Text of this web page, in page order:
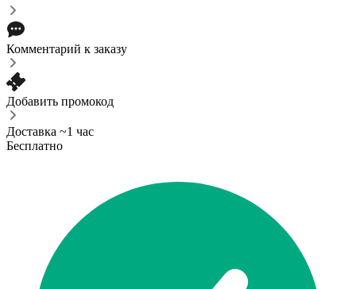
Комментарий к заказу
Добавить промокод
Доставка ~1 час
Бесплатно